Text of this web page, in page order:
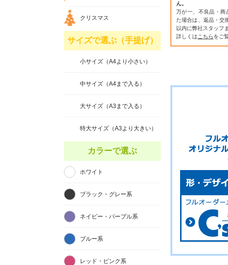
ん。
万が一、不良品・商
た場合は、返品・交
以内に弊社スタッフ
詳しくは こちらをご
クリスマス
サイズで選ぶ（手提げ）
小サイズ（A4より小さい）
中サイズ（A4まで入る）
大サイズ（A3まで入る）
特大サイズ（A3より大きい）
カラーで選ぶ
ホワイト
ブラック・グレー系
ネイビー・パープル系
ブルー系
レッド・ピンク系